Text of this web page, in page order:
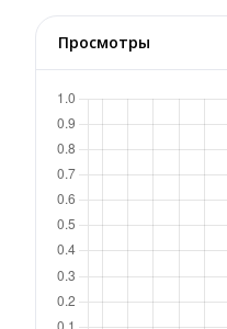
Просмотры